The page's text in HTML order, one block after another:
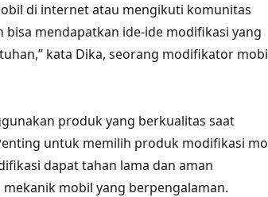
di internet atau mengikuti komunitas
mendapatkan ide-ide modifikasi yang
kata Dika, seorang modifikator
produk yang berkualitas saat
untuk memilih produk modifikasi
dapat tahan lama dan aman
mobil yang berpengalaman.